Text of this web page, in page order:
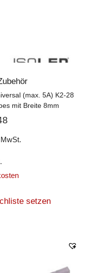
(max. 5A) K2-28
mit Breite 8mm
setzen